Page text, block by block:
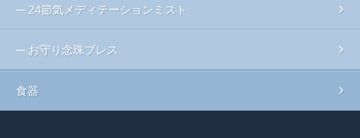
24節気メディテーションミスト
お守り念珠ブレス
食器